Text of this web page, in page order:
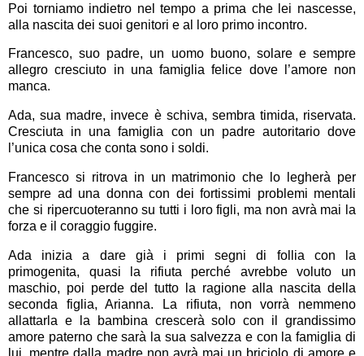
Poi torniamo indietro nel tempo a prima che lei nascesse,
alla nascita dei suoi genitori e al loro primo incontro.
Francesco, suo padre, un uomo buono, solare e sempre
allegro cresciuto in una famiglia felice dove l’amore non
manca.
Ada, sua madre, invece è schiva, sembra timida, riservata.
Cresciuta in una famiglia con un padre autoritario dove
l’unica cosa che conta sono i soldi.
Francesco si ritrova in un matrimonio che lo legherà per
sempre ad una donna con dei fortissimi problemi mentali
che si ripercuoteranno su tutti i loro figli, ma non avrà mai la
forza e il coraggio fuggire.
Ada inizia a dare già i primi segni di follia con la
primogenita, quasi la rifiuta perché avrebbe voluto un
maschio, poi perde del tutto la ragione alla nascita della
seconda figlia, Arianna. La rifiuta, non vorrà nemmeno
allattarla e la bambina crescerà solo con il grandissimo
amore paterno che sarà la sua salvezza e con la famiglia di
lui, mentre dalla madre non avrà mai un briciolo di amore e